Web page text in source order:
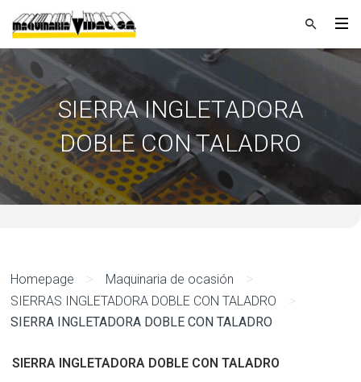
SIERRA INGLETADORA
DOBLE CON TALADRO
Homepage > Maquinaria de ocasión >
SIERRAS INGLETADORA DOBLE CON TALADRO >
SIERRA INGLETADORA DOBLE CON TALADRO
SIERRA INGLETADORA DOBLE CON TALADRO